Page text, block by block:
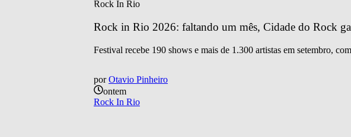
Rock In Rio
Rock in Rio 2026: faltando um mês, Cidade do Rock
Festival recebe 190 shows e mais de 1.300 artistas em setembro,
por Otavio Pinheiro
ontem
Rock In Rio